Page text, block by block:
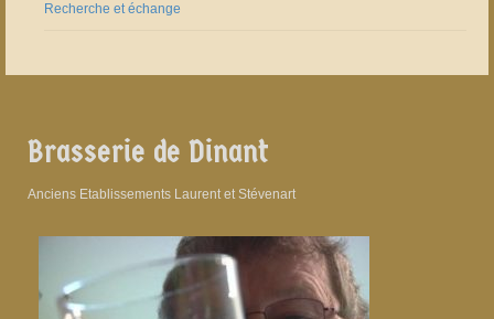
Recherche et échange
Brasserie de Dinant
Anciens Etablissements Laurent et Stévenart